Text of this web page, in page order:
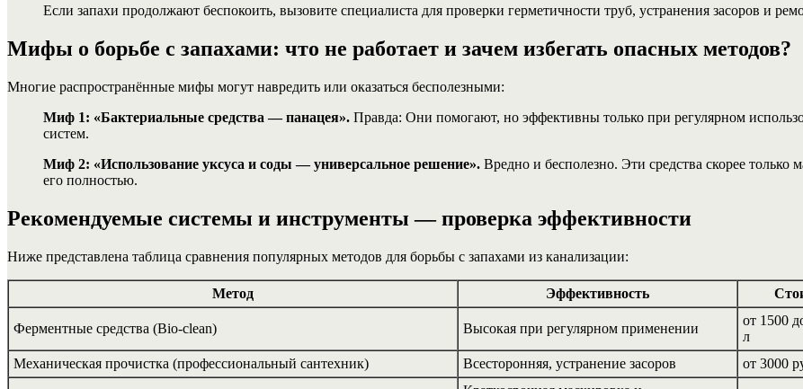
Если запахи продолжают беспокоить, вызовите специалиста для проверки герметичности труб, устранения засоров и
Мифы о борьбе с запахами: что не работает и зачем избегать опасных методов?
Многие распространённые мифы могут навредить или оказаться бесполезными:
Миф 1: «Бактериальные средства — панацея». Правда: Они помогают, но эффективны только при регулярном
систем.
Миф 2: «Использование уксуса и соды — универсальное решение». Вредно и бесполезно. Эти средства скорее только
его полностью.
Рекомендуемые системы и инструменты — проверка эффективности
Ниже представлена таблица сравнения популярных методов для борьбы с запахами из канализации:
Метод Эффективность
Ферментные средства (Bio-clean) Высокая при регулярном применении
от 1500
л
Механическая прочистка (профессиональный сантехник) Всесторонняя, устранение засоров от 3000